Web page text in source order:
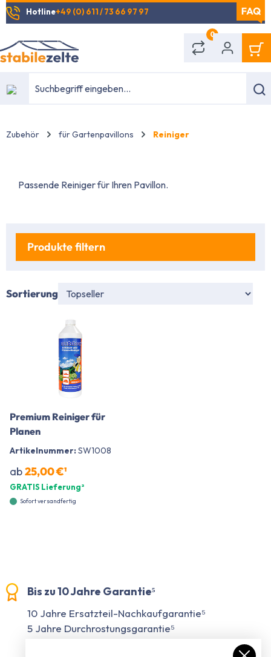
springen
Hotline+49 (0) 611 / 73 66 97 97
0
Zubehör für Gartenpavillons Reiniger
Passende Reiniger für Ihren Pavillon.
Produkte filtern
Sortierung
Premium Reiniger für
Planen
Artikelnummer:SW1008
ab25,00 €¹
GRATIS Lieferung²
Sofort versandfertig
Bis zu 10 Jahre Garantie⁵
10 Jahre Ersatzteil-Nachkaufgarantie⁵
5 Jahre Durchrostungsgarantie⁵